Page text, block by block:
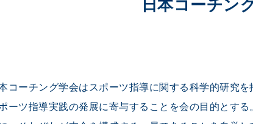
日本コーチン
コーチング学会はスポーツ指導に関する科学的研究
ーツ指導実践の発展に寄与することを会の目的とす